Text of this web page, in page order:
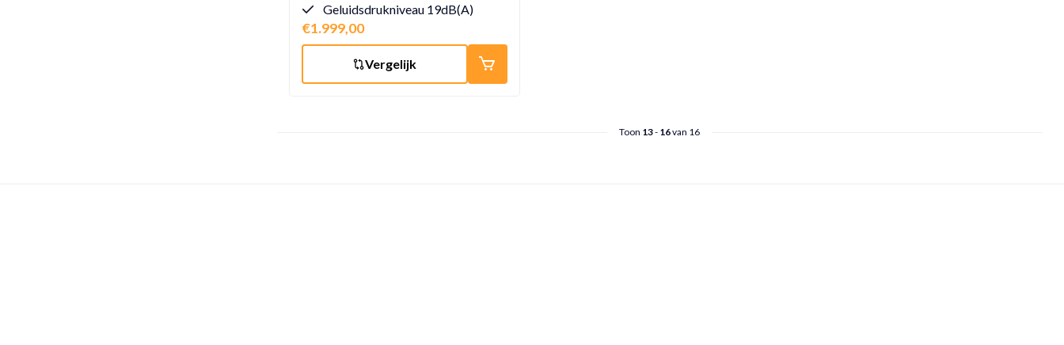
Geluidsdrukniveau 19dB(A)
€1.999,00
Vergelijk
Toon 13- 16van 16